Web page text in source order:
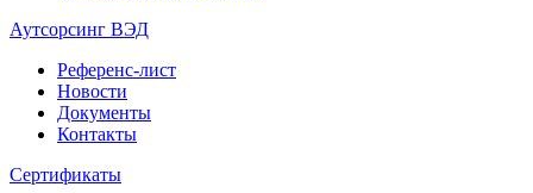
Аутсорсинг ВЭД
Референс-лист
Новости
Документы
Контакты
Сертификаты